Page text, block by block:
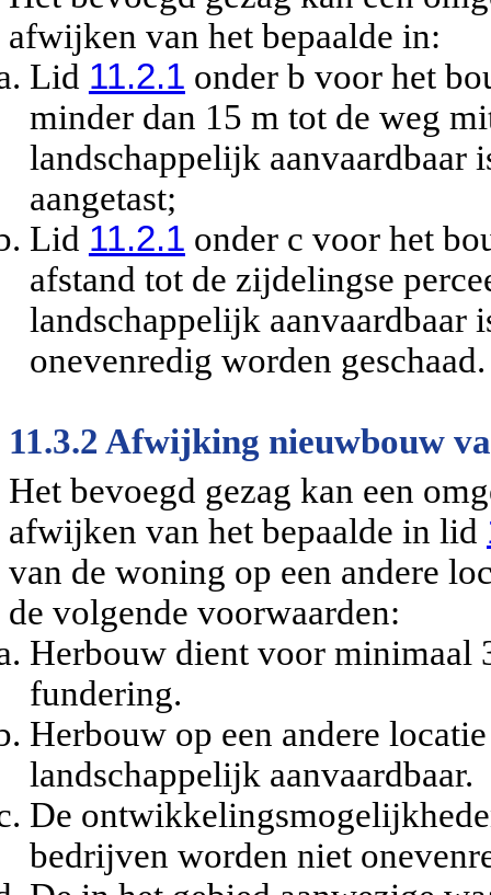
afwijken van het bepaalde in:
Lid 11.2.1 onder b voor het
minder dan 15 m tot de weg
landschappelijk aanvaardbaar
aangetast;
Lid 11.2.1 onder c voor het
afstand tot de zijdelingse
landschappelijk aanvaardbaar
onevenredig worden geschaad.
11.3.2 Afwijking nieuwbouw
Het bevoegd gezag kan een
afwijken van het bepaalde in lid
van de woning op een andere
de volgende voorwaarden:
Herbouw dient voor minimaal
fundering.
Herbouw op een andere
landschappelijk aanvaardbaar.
De
bedrijven worden niet